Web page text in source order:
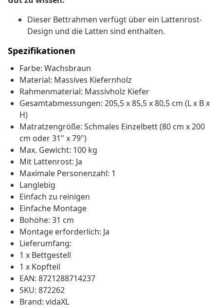
Dieser Bettrahmen verfügt über ein Lattenrost-
Design und die Latten sind enthalten.
Spezifikationen
Farbe: Wachsbraun
Material: Massives Kiefernholz
Rahmenmaterial: Massivholz Kiefer
Gesamtabmessungen: 205,5 x 85,5 x 80,5 cm (L x B x
H)
Matratzengröße: Schmales Einzelbett (80 cm x 200
cm oder 31" x 79")
Max. Gewicht: 100 kg
Mit Lattenrost: Ja
Maximale Personenzahl: 1
Langlebig
Einfach zu reinigen
Einfache Montage
Bohöhe: 31 cm
Montage erforderlich: Ja
Lieferumfang:
1 x Bettgestell
1 x Kopfteil
EAN: 8721288714237
SKU: 872262
Brand: vidaXL